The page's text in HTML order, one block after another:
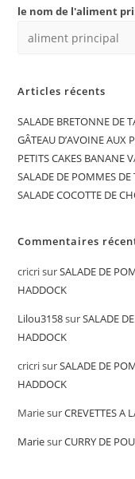
le nom de l'aliment
Articles récents
SALADE BRETONNE DE
GÂTEAU D’AVOINE AUX
PETITS CAKES BANANE
SALADE DE POMMES DE
SALADE COCOTTE DE
Commentaires
cricrisurSALADE DE
HADDOCK
Lilou3158surSALADE
HADDOCK
cricrisurSALADE DE
HADDOCK
MariesurCREVETTES A
MariesurCURRY DE